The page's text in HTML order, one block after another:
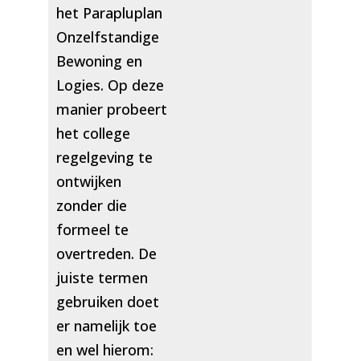
het Parapluplan
Onzelfstandige
Bewoning en
Logies. Op deze
manier probeert
het college
regelgeving te
ontwijken
zonder die
formeel te
overtreden. De
juiste termen
gebruiken doet
er namelijk toe
en wel hierom: